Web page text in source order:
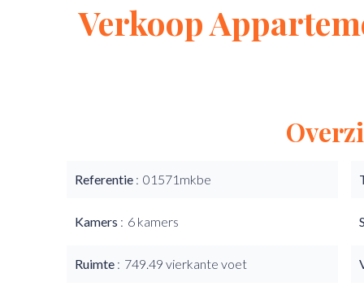
Verkoop
Referentie 01571mkbe
Kamers 6 kamers
Ruimte 749.49 vierkante voet